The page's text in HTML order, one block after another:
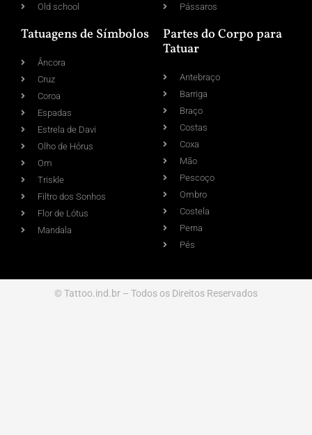
Old school
Pássaros
Tatuagens de Símbolos
Âncora
Cruz
Coroa
Espadas
Estrela de Davi
Olho de Hórus
Om
Triskle
Filtro dos Sonhos
Flor de Lótus
Mandala
Partes do Corpo para
Tatuar
Antebraço
Barriga
Braço
Costas
Coxa
Mão
Pescoço
Ombro
Costela
Perna
Pés
© Tattoo.ind.br – Todos os Direitos Reservados